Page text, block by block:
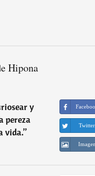
Hipona
y
pereza
vida.”
Twitter
Imagen